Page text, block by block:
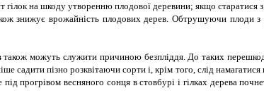
гілок на шкоду утворенню плодової деревини; якщо
знижує врожайність плодових дерев. Обтрушуючи
також можуть служити причиною безпліддя. До таких
садити пізно розквітаючи сорти і, крім того, слід
прогрівом весняного сонця в стовбурі і гілках дерева